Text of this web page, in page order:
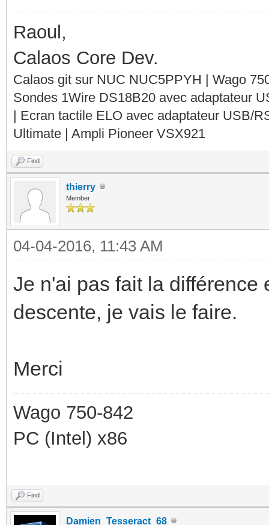
Raoul,
Calaos Core Dev.
Calaos git sur NUC NUC5PPYH | Wago
Sondes 1Wire DS18B20 avec adaptateur
| Ecran tactile ELO avec adaptateur USB/
Ultimate | Ampli Pioneer VSX921
Find
thierry
Member
04-04-2016, 11:43 AM
Je n'ai pas fait la différence
descente, je vais le faire.
Merci
Wago 750-842
PC (Intel) x86
Find
Damien_Tesseract_68